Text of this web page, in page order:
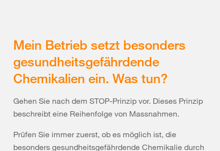
Gefahrenhinweisen ist ebenfalls möglich.
Mein Betrieb setzt besonders
gesundheitsgefährdende
Chemikalien ein. Was tun?
Gehen Sie nach dem STOP-Prinzip vor. Dieses Prinzip
beschreibt eine Reihenfolge von Massnahmen.
Prüfen Sie immer zuerst, ob es möglich ist, die
besonders gesundheitsgefährdende Chemikalie durch